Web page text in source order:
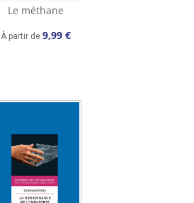
Le méthane
À partir de 9,99 €